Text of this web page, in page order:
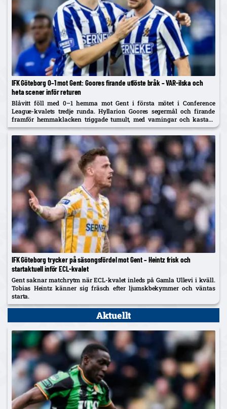
IFK Göteborg 0–1 mot Gent: Goores firande utlöste bråk – VAR-ilska och
heta scener inför returen
Blåvitt föll med 0–1 hemma mot Gent i första mötet i Conference
League-kvalets tredje runda. Hyllarion Goores segermål och firande
framför hemmaklacken triggade tumult, med varningar och kastade
föremål. Efter paus rasade IFK-spelare mot en tidig avblåsning trots
VAR –...
IFK Göteborg trycker på säsongsfördel mot Gent – Heintz frisk och
startaktuell inför ECL-kvalet
Gent saknar matchrytm när ECL-kvalet inleds på Gamla Ullevi i kväll.
Tobias Heintz känner sig fräsch efter ljumskbekymmer och väntas
starta.
Aktuellt